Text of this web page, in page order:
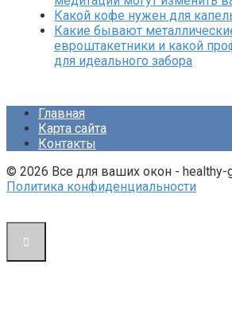
Какой кофе нужен для
Какие бывают
евроштакетники и какой
для идеального забора
Главная
Карта сайта
Контакты
© 2026 Все для ваших окон - healthy-
Политика конфиденциальности